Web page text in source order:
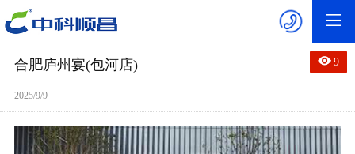
9
合肥庐州宴(包河店)
2025/9/9